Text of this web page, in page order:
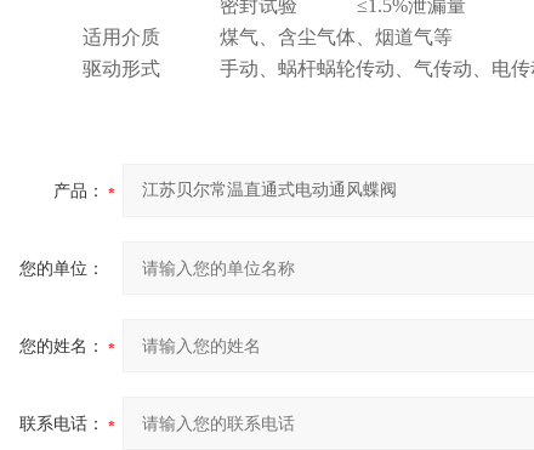
密封试验
≤1.5%泄漏量
适用介质
煤气、含尘气体、烟道气等
驱动形式
手动、蜗杆蜗轮传动、气传动、电传
产品：
您的单位：
您的姓名：
联系电话：